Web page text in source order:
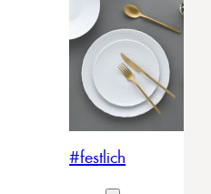
#festlich